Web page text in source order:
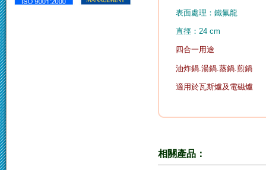
表面處理：鐵氟龍
直徑：24 cm
四合一用途
油炸鍋.湯鍋.蒸鍋.煎鍋
適用於瓦斯爐及電磁爐
相關產品：